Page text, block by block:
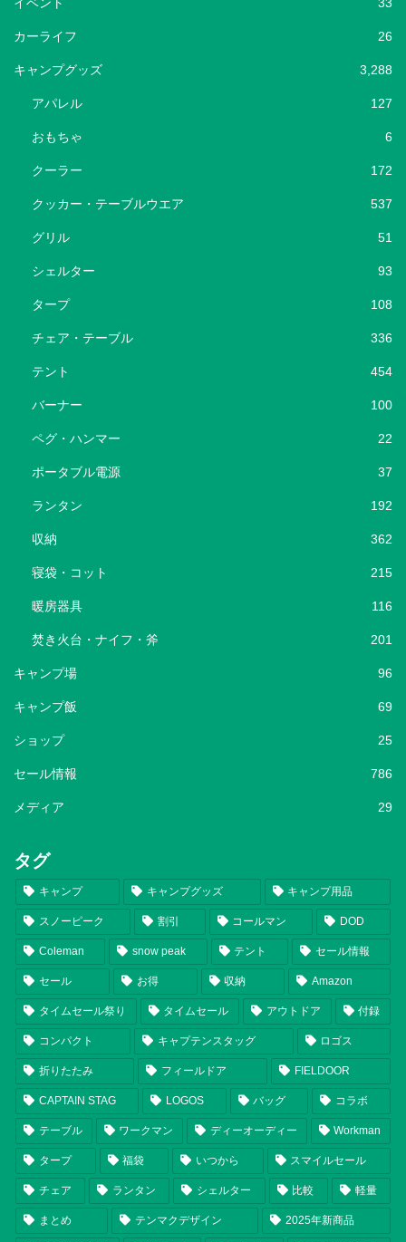
カーライフ 26
キャンプグッズ 3,288
アパレル 127
おもちゃ 6
クーラー 172
クッカー・テーブルウエア 537
グリル 51
シェルター 93
タープ 108
チェア・テーブル 336
テント 454
バーナー 100
ペグ・ハンマー 22
ポータブル電源 37
ランタン 192
収納 362
寝袋・コット 215
暖房器具 116
焚き火台・ナイフ・斧 201
キャンプ場 96
キャンプ飯 69
ショップ 25
セール情報 786
メディア 29
タグ
キャンプ キャンプグッズ キャンプ用品
スノーピーク 割引 コールマン DOD
Coleman snow peak テント セール情報
セール お得 収納 Amazon
タイムセール祭り タイムセール アウトドア 付録
コンパクト キャプテンスタッグ ロゴス
折りたたみ フィールドア FIELDOOR
CAPTAIN STAG LOGOS バッグ コラボ
テーブル ワークマン ディーオーディー Workman
タープ 福袋 いつから スマイルセール
チェア ランタン シェルター 比較 軽量
まとめ テンマクデザイン 2025年新商品